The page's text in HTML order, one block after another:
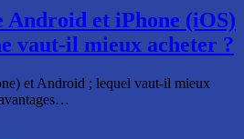
Android et iPhone (iOS)
vaut-il mieux acheter ?
et Android ; lequel vaut-il mieux